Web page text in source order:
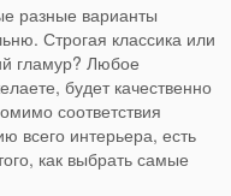
разные варианты
Строгая классика или
гламур? Любое
будет качественно
соответствия
всего интерьера, есть
как выбрать самые